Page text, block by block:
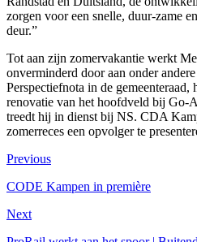
zorgen voor een snelle, duur-zame
deur.”
Tot aan zijn zomervakantie werkt
onverminderd door aan onder
Perspectiefnota in de
renovatie van het hoofdveld bij Go-
treedt hij in dienst bij NS. CDA
zomerreces een opvolger te
Previous
CODE Kampen in première
Next